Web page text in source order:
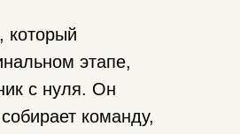
который
этапе,
с нуля. Он
команду,